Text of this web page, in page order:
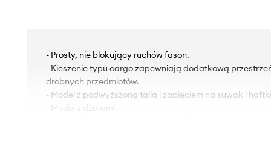
- Prosty, nie blokujący ruchów fason.
- Kieszenie typu cargo zapewniają dodatkową
drobnych przedmiotów.
- Model z podwyższoną talią i zapięciem na suwak i
- Model z dżetami.